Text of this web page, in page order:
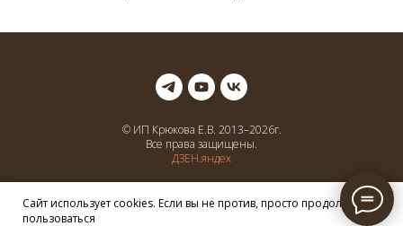
© ИП Крюкова Е.В. 2013–2026г.
Все права защищены.
ДЗЕН.яндех
Сайт использует cookies. Если вы не против, просто продолжайте
пользоваться